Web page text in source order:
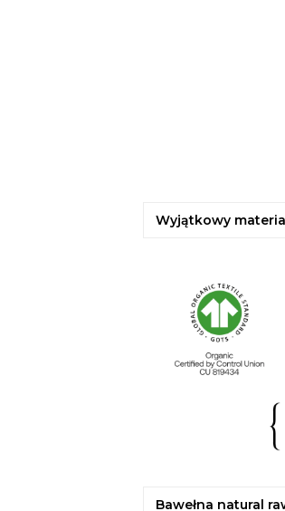
Wyjątkowy
Bawełna natural